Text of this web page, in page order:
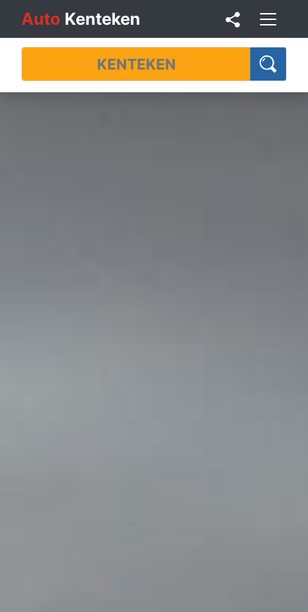
Auto Kenteken